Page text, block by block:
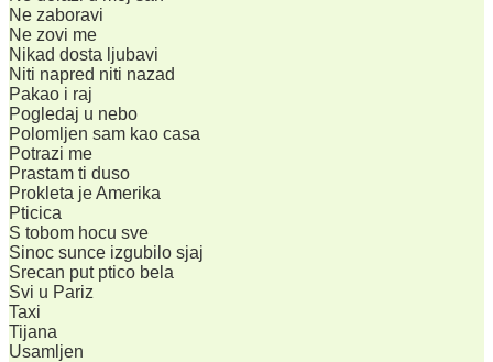
Ne zaboravi
Ne zovi me
Nikad dosta ljubavi
Niti napred niti nazad
Pakao i raj
Pogledaj u nebo
Polomljen sam kao casa
Potrazi me
Prastam ti duso
Prokleta je Amerika
Pticica
S tobom hocu sve
Sinoc sunce izgubilo sjaj
Srecan put ptico bela
Svi u Pariz
Taxi
Tijana
Usamljen